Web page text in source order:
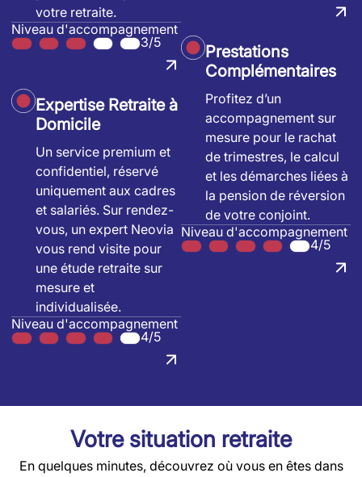
votre retraite.
Niveau d'accompagnement
3/5
Expertise Retraite à
Domicile
Un service premium et
confidentiel, réservé
uniquement aux cadres
et salariés. Sur rendez-
vous, un expert Neovia
vous rend visite pour
une étude retraite sur
mesure et
individualisée.
Niveau d'accompagnement
4/5
Prestations
Complémentaires
Profitez d’un
accompagnement sur
mesure pour le rachat
de trimestres, le calcul
et les démarches liées à
la pension de réversion
de votre conjoint.
Niveau d'accompagnement
4/5
Votre situation retraite
En quelques minutes, découvrez où vous en êtes dans